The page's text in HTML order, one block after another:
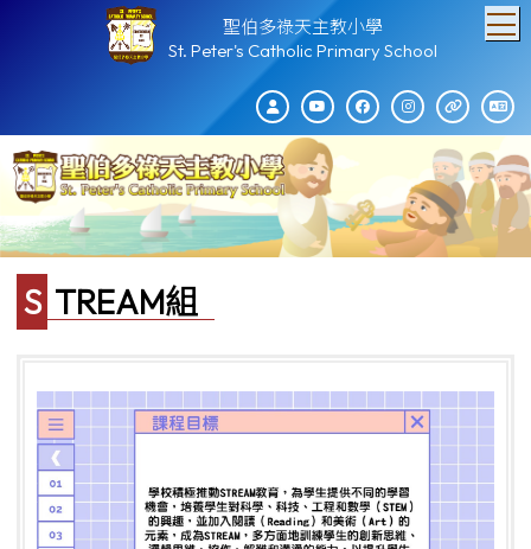
聖伯多祿天主教小學
St. Peter's Catholic Primary School
STREAM組